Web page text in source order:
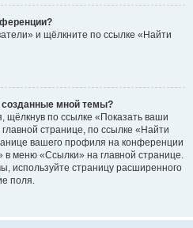
и щёлкните по ссылке «Найти
созданные мной темы?
по ссылке «Показать ваши
странице, по ссылке «Найти
вашего профиля на конференции
меню «Ссылки» на главной странице.
используйте страницу расширенного
поля.